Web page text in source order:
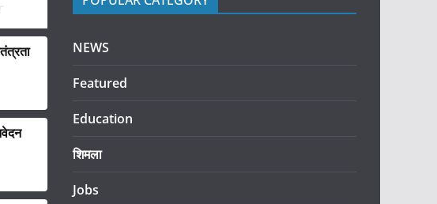
NEWS
Featured
Education
शिमला
Jobs